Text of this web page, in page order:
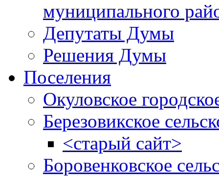
муниципального
Депутаты Думы
Решения Думы
Поселения
Окуловское
Березовикское
<старый сайт>
Боровенковское